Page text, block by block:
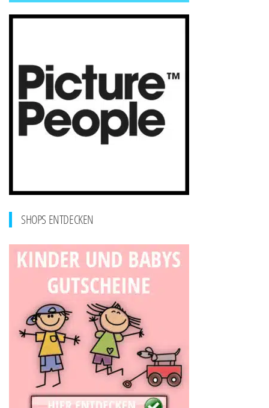
SHOPS ENTDECKEN